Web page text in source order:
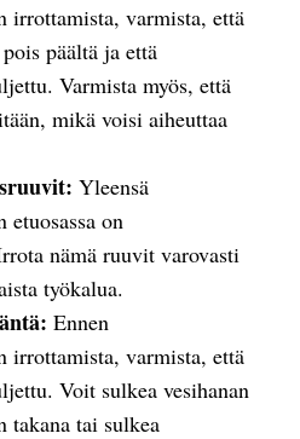
irrottamista, varmista, että
päältä ja että
Varmista myös, että
mikä voisi aiheuttaa
Yleensä
etuosassa on
nämä ruuvit varovasti
työkalua.
Ennen
irrottamista, varmista, että
Voit sulkea vesihanan
takana tai sulkea